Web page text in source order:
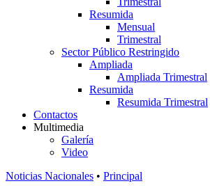
Resumida
Mensual
Trimestral
Sector Público Restringido
Ampliada
Ampliada Trimestral
Resumida
Resumida Trimestral
Contactos
Multimedia
Galería
Video
Noticias Nacionales • Principal